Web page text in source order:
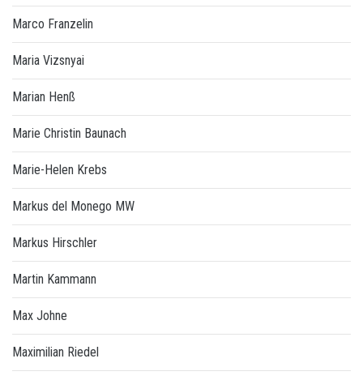
Marco Franzelin
Maria Vizsnyai
Marian Henß
Marie Christin Baunach
Marie-Helen Krebs
Markus del Monego MW
Markus Hirschler
Martin Kammann
Max Johne
Maximilian Riedel